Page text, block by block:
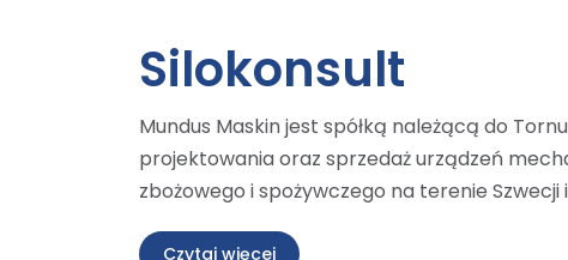
Silokonsult
Mundus Maskin jest spółką należącą do
projektowania oraz sprzedaż urządzeń
zbożowego i spożywczego na terenie Szwecji
Czytaj więcej